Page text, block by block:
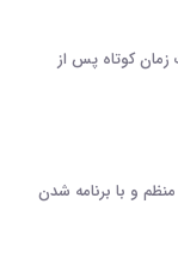
کوتاه پس از
و با برنامه شدن